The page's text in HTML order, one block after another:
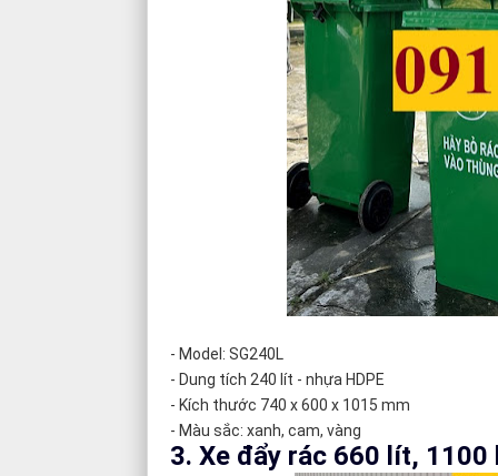
- Model: SG240L
- Dung tích 240 lít - nhựa HDPE
- Kích thước 740 x 600 x 1015 mm
- Màu sắc: xanh, cam, vàng
3. Xe đẩy rác 660 lít, 1100